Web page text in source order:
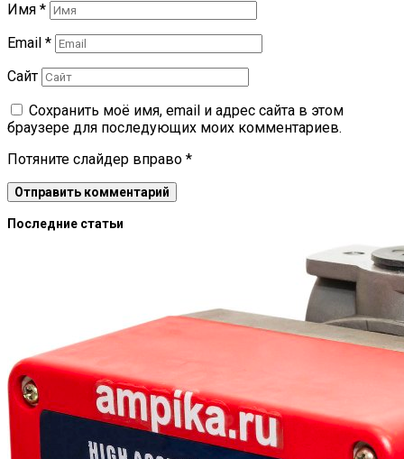
Имя *
Email *
Сайт
Сохранить моё имя, email и адрес сайта в этом
браузере для последующих моих комментариев.
Потяните слайдер вправо *
Последние статьи